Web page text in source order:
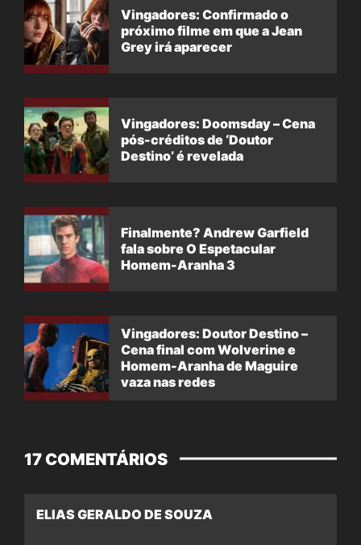
Vingadores: Confirmado o
próximo filme em que a Jean
Grey irá aparecer
Vingadores: Doomsday – Cena
pós-créditos de ‘Doutor
Destino’ é revelada
Finalmente? Andrew Garfield
fala sobre O Espetacular
Homem-Aranha 3
Vingadores: Doutor Destino –
Cena final com Wolverine e
Homem-Aranha de Maguire
vaza nas redes
17 COMENTÁRIOS
ELIAS GERALDO DE SOUZA